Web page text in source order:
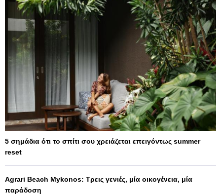
5 σημάδια ότι το σπίτι σου χρειάζεται επειγόντως summer
reset
Agrari Beach Mykonos: Τρεις γενιές, μία οικογένεια, μία
παράδοση